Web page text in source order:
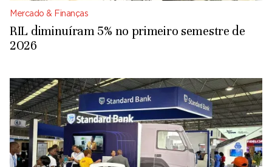
Mercado & Finanças
RIL diminuíram 5% no primeiro semestre de
2026